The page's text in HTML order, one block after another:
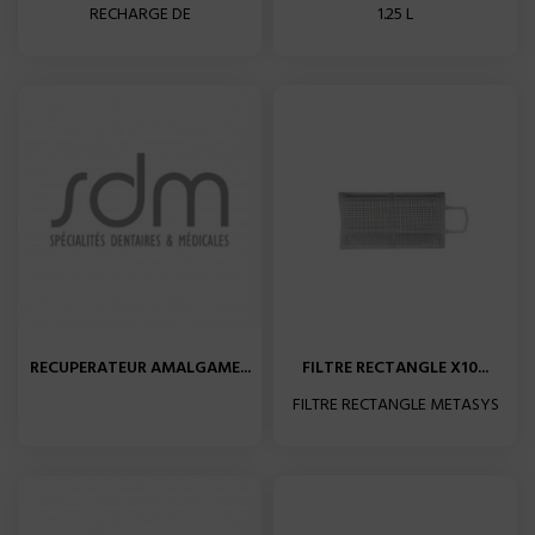
RECHARGE DE 1.25 L
RECUPERATEUR AMALGAME...
FILTRE RECTANGLE X10...
FILTRE RECTANGLE METASYS